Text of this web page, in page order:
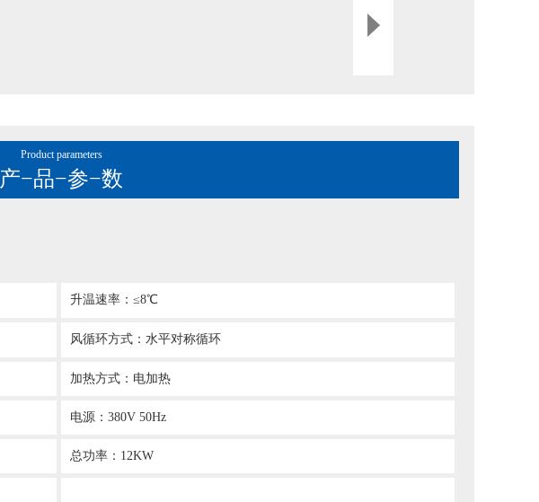
Product parameters
产−品−参−数
升温速率：≤8℃
风循环方式：水平对称循环
加热方式：电加热
电源：380V 50Hz
总功率：12KW